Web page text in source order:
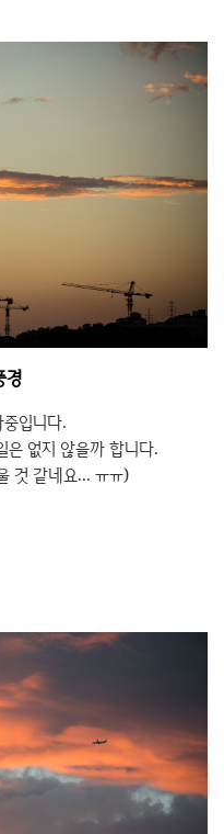
경
입니다.
은 없지 않을까 합니다.
것 같네요... ㅠㅠ)